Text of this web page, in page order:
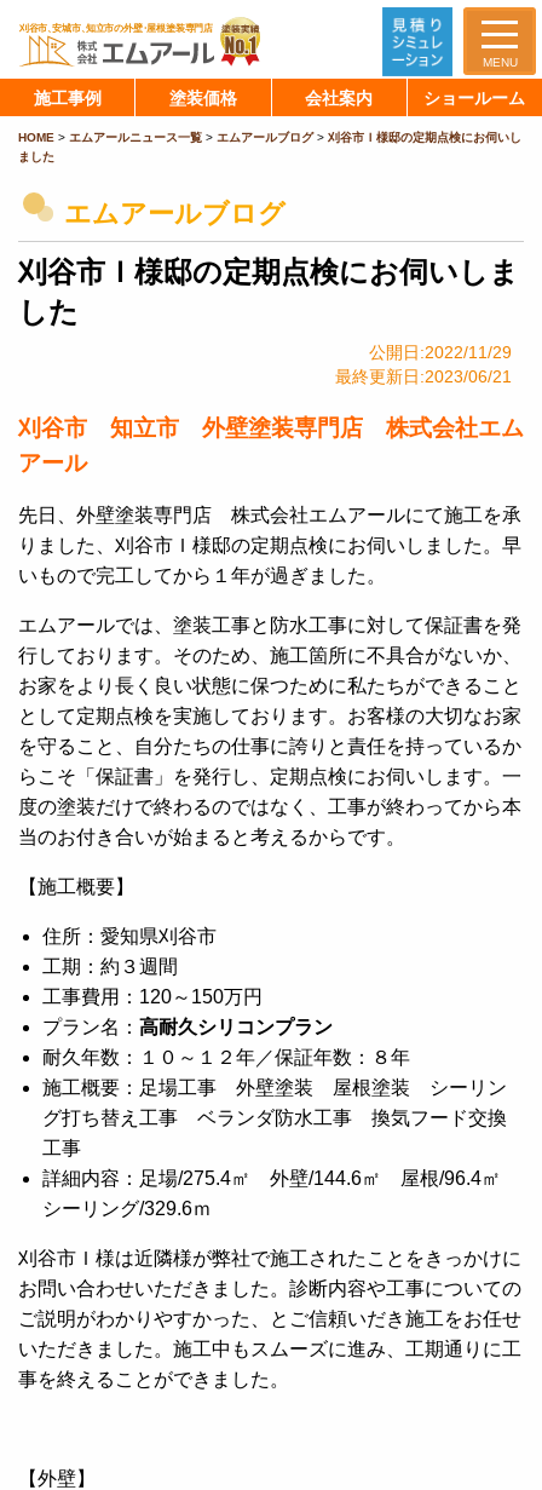
MENU
施工事例 塗装価格 会社案内 ショールーム
HOME > エムアールニュース一覧 > エムアールブログ> 刈谷市Ｉ様邸の定期点検にお伺いし
ました
エムアールブログ
刈谷市Ｉ様邸の定期点検にお伺いしま
した
公開日:2022/11/29
最終更新日:2023/06/21
刈谷市 知立市 外壁塗装専門店 株式会社エム
アール
先日、外壁塗装専門店 株式会社エムアールにて施工を承
りました、刈谷市Ｉ様邸の定期点検にお伺いしました。早
いもので完工してから１年が過ぎました。
エムアールでは、塗装工事と防水工事に対して保証書を発
行しております。そのため、施工箇所に不具合がないか、
お家をより長く良い状態に保つために私たちができること
として定期点検を実施しております。お客様の大切なお家
を守ること、自分たちの仕事に誇りと責任を持っているか
らこそ「保証書」を発行し、定期点検にお伺いします。一
度の塗装だけで終わるのではなく、工事が終わってから本
当のお付き合いが始まると考えるからです。
【施工概要】
住所：愛知県刈谷市
工期：約３週間
工事費用：120～150万円
プラン名： 高耐久シリコンプラン
耐久年数：１０～１２年／保証年数：８年
施工概要：足場工事 外壁塗装 屋根塗装 シーリン
グ打ち替え工事 ベランダ防水工事 換気フード交換
工事
詳細内容：足場/275.4㎡ 外壁/144.6㎡ 屋根/96.4㎡
シーリング/329.6ｍ
刈谷市Ｉ様は近隣様が弊社で施工されたことをきっかけに
お問い合わせいただきました。診断内容や工事についての
ご説明がわかりやすかった、とご信頼いだき施工をお任せ
いただきました。施工中もスムーズに進み、工期通りに工
事を終えることができました。
【外壁】